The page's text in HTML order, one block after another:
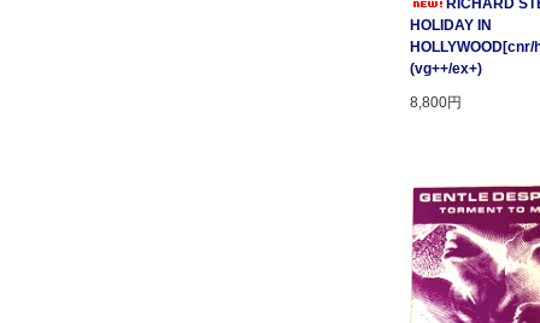
RICHARD
HOLIDAY IN
(vg++/ex+)
8,800円